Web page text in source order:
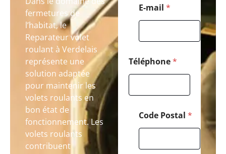
fermetures de
l’habitat, le
Reparateur volet
roulant à Verdelais
représente une
solution adaptée
pour maintenir les
volets roulants en
bon état de
fonctionnement. Les
volets roulants
contribuent
E-mail *
Téléphone*
Code Postal *